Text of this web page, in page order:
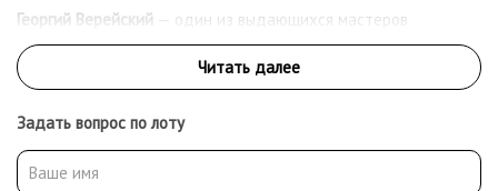
Георгий Верейский — один из выдающихся мастеров
отечественной графики XX века. Он был не только
художником, но и педагогом, музейным работником и
культурным деятелем. Его творчество соединяет тонкий
рисунок, глубокое знание традиции и личную визуальную
поэтику. В результате, имя Верейского стало символом
высокого мастерства и художественного достоинства.
Задать вопрос по лоту